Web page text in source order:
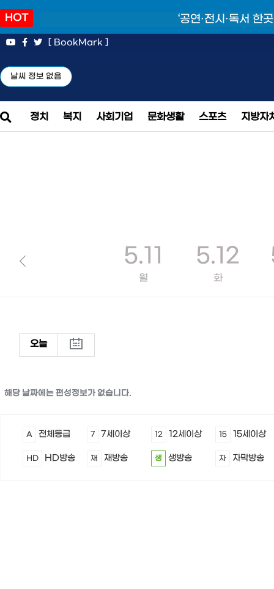
HOT ‘공연·전시·독서
[ BookMark ]
날씨 정보 없음
정치 복지 사회기업 문화생활 스포츠 지방자
5.11
월
5.12
화
오늘
해당 날짜에는 편성정보가 없습니다.
A 전체등급 7 7세이상 12 12세이상 15 15세이상
HD HD방송 재 재방송 생 생방송 자 자막방송